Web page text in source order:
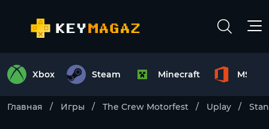
Xbox Steam Minecraft MS
Главная Игры The Crew Motorfest Uplay